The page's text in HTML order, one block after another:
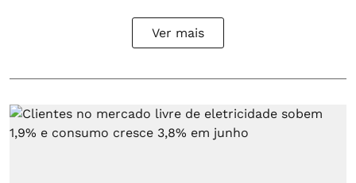
Ver mais